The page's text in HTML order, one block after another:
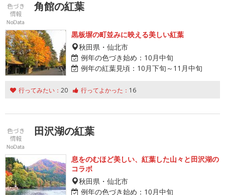
角館の紅葉
黒板塀の町並みに映える美しい紅葉
秋田県・仙北市
例年の色づき始め： 10月中旬
例年の紅葉見頃： 10月下旬～11月中旬
行ってみたい： 20 行ってよかった： 16
田沢湖の紅葉
息をのむほど美しい、紅葉した山々と田沢湖の
コラボ
秋田県・仙北市
例年の色づき始め： 10月中旬